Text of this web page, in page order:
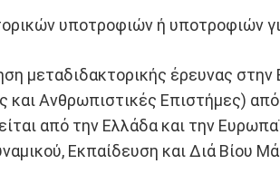
υποτροφιών ή υποτροφιών
μεταδιδακτορικής έρευνας στην
και Ανθρωπιστικές Επιστήμες)
από την Ελλάδα και την
Εκπαίδευση και Διά Βίου